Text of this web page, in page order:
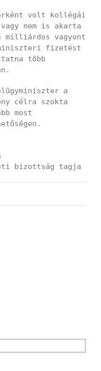
volt kollégái
nem is akarta
milliárdos vagyont
fizetést
több
a
célra szokta
most
bizottság tagja